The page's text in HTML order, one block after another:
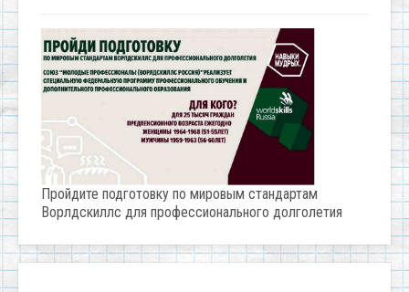
Пройдите подготовку по мировым стандартам
Ворлдскиллс для профессионального долголетия